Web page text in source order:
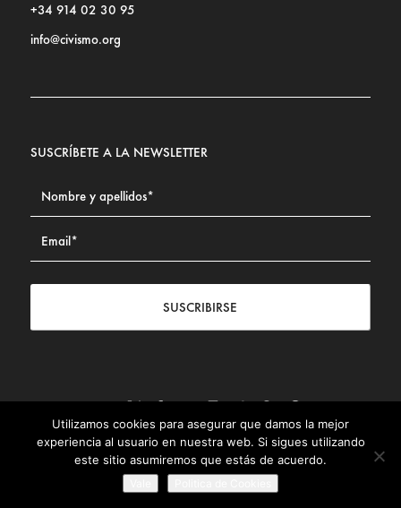
+34 914 02 30 95
info@civismo.org
SUSCRÍBETE A LA NEWSLETTER
SUSCRIBIRSE
Contacto | Aviso legal | Política de privacidad | Política de
Cookies
© Fundación Civismo 2025
Utilizamos cookies para asegurar que damos la mejor
experiencia al usuario en nuestra web. Si sigues utilizando
este sitio asumiremos que estás de acuerdo.